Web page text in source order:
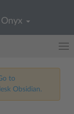
Onyx
to
Obsidian.